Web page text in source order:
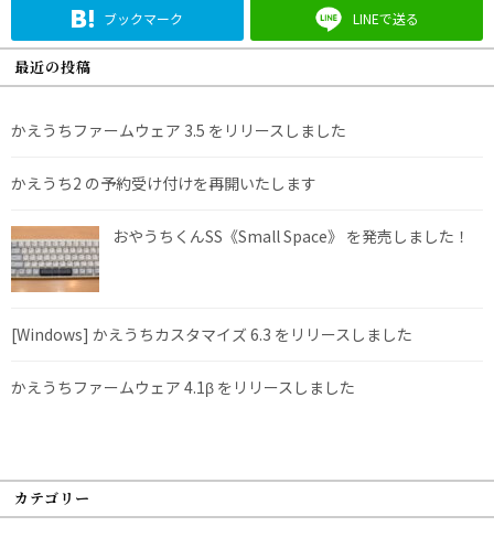
ブックマーク LINEで送る
最近の投稿
かえうちファームウェア 3.5 をリリースしました
かえうち2 の予約受け付けを再開いたします
おやうちくんSS《Small Space》 を発売しました！
[Windows] かえうちカスタマイズ 6.3 をリリースしました
かえうちファームウェア 4.1β をリリースしました
カテゴリー